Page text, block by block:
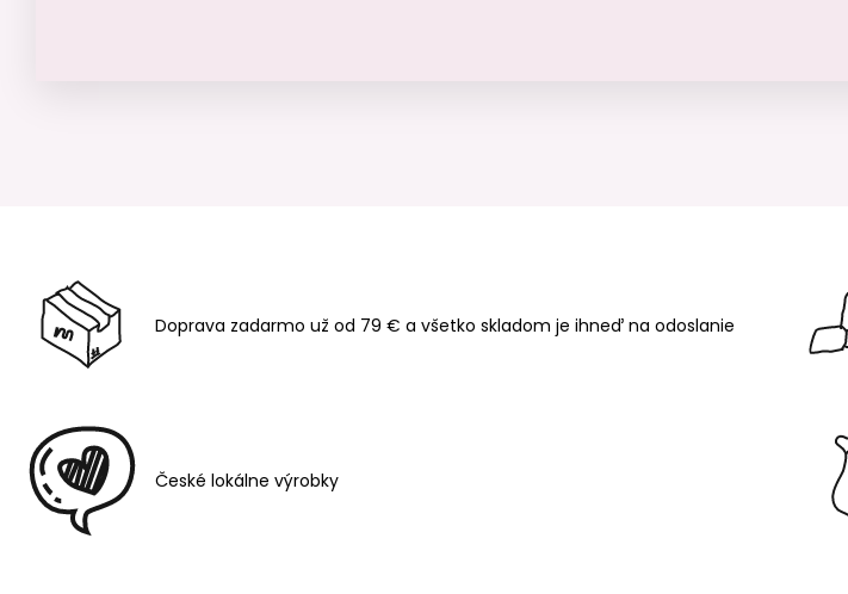
Doprava zadarmo už od 79 € a všetko skladom je ihneď na odoslanie
České lokálne výrobky